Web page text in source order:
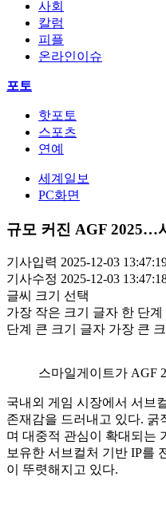
사회
칼럼
피플
온라인이슈
포토
핫포토
스포츠
연예
세계일보
PC화면
규모 커진 AGF 2025…
기사입력 2025-12-03
기사수정 2025-12-03
글씨 크기 선택
가장 작은 크기 글자 한 단
단계 큰 크기 글자 가장 큰
스마일게이트가 AGF
국내외 게임 시장에서 서브
존재감을 드러내고 있다. 굵
며 대중적 관심이 확대되는
보유한 서브컬처 기반 IP를
이 뚜렷해지고 있다.